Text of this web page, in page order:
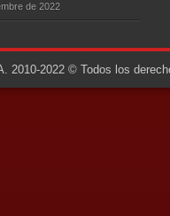
de 2022
2010-2022 © Todos los